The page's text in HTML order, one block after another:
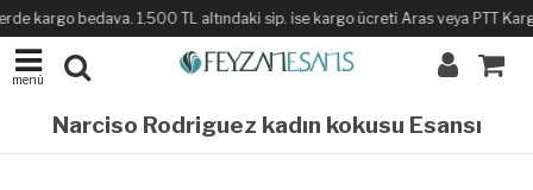
kargo bedava. 1.500 TL altındaki sip. ise kargo ücreti Aras veya PTT
menü
Narciso Rodriguez kadın kokusu Esansı